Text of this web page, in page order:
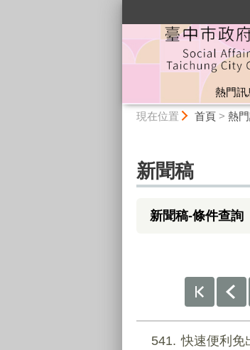
熱門訊
現在位置 首頁> 熱
新聞稿
新聞稿-條件查詢
541 快速便利免